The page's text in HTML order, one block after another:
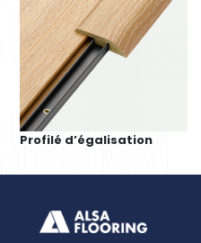
Profilé d’égalisation